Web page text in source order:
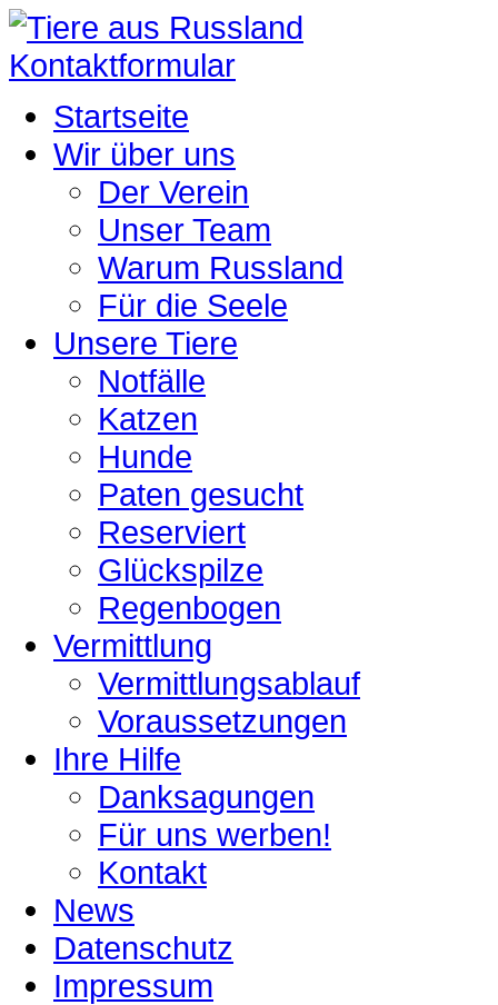
Kontaktformular
Startseite
Wir über uns
Der Verein
Unser Team
Warum Russland
Für die Seele
Unsere Tiere
Notfälle
Katzen
Hunde
Paten gesucht
Reserviert
Glückspilze
Regenbogen
Vermittlung
Vermittlungsablauf
Voraussetzungen
Ihre Hilfe
Danksagungen
Für uns werben!
Kontakt
News
Datenschutz
Impressum